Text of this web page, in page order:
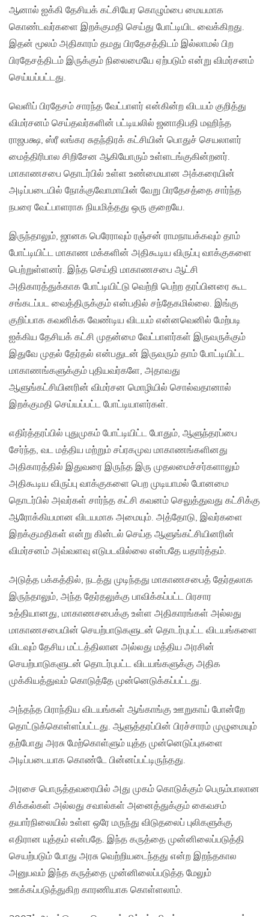
ஆனால் ஐக்கி தேசியக் கட்சியேர கொழும்பை மையமாக
கொண்டவர்களை இறக்குமதி செய்து போட்டியிட வைக்கிறது.
இதன் மூலம் அதிகாரம் தமது பிரதேசத்திடம் இல்லாமல் பிற
பிரதேசத்திடம் இருக்கும் நிலைமையே ஏற்படும் என்று விமர்சனம்
செய்யப்பட்டது.
வெளிப் பிரதேசம் சாரந்த வேட்பாளர் என்கின்ற விடயம் குறித்து
விமர்சனம் செய்தவர்களின் பட்டியலில் ஜனாதிபதி மஹிந்த
ராஜபக்ஷ‚ ஸ்ரீ லங்கர சுதந்திரக் கட்சியின் பொதுச் செயலாளர்
மைத்திரிபால சிறிசேன ஆகியோரும் உள்ளடங்குகின்றனர்.
மாகாணசபை தொடர்பில் உள்ள உண்மையான அக்கரையின்
அடிப்படையில் நோக்குவோமாயின் வேறு பிரதேசத்தை சார்ந்த
நபரை வேட்பாளராக நியமித்தது ஒரு குறையே.
இருந்தாலும்‚ ஜானக பெரேராவும் ரஞ்சன் ராமநாயக்கவும் தாம்
போட்டியிட்ட மாகாண மக்களின் அதிகூடிய விருப்பு வாக்குகளை
பெற்றுள்ளனர். இந்த செய்தி மாகாணசபை ஆட்சி
அதிகாரத்துக்காக போட்டியிட்டு வெற்றி பெற்ற தரப்பினரை கூட
சங்கடப்பட வைத்திருக்கும் என்பதில் சந்தேகமில்லை. இங்கு
குறிப்பாக கவனிக்க வேண்டிய விடயம் என்னவெனில் மேற்படி
ஐக்கிய தேசியக் கட்சி முதன்மை வேட்பாளர்கள் இருவருக்கும்
இதுவே முதல் தேர்தல் என்பதுடன் இருவரும் தாம் போட்டியிட்ட
மாகாணங்களுக்கும் புதியவர்களே‚ அதாவது
ஆளுங்கட்சியினரின் விமர்சன மொழியில் சொல்வதானால்
இறக்குமதி செய்யப்பட்ட போட்டியாளர்கள்.
எதிர்த்தரப்பில் புதுமுகம் போட்டியிட்ட போதும்‚ ஆளுந்தரப்பை
சேர்ந்த‚ வட மத்திய மற்றும் சப்ரகமுவ மாகாணங்களினது
அதிகாரத்தில் இதுவரை இருந்த இரு முதலமைச்சர்களாலும்
அதிகூடிய விருப்பு வாக்குகளை பெற முடியாமல் போனமை
தொடர்பில் அவர்கள் சார்ந்த கட்சி கவனம் செலுத்துவது கட்சிக்கு
ஆரோக்கியமான விடயமாக அமையும். அத்தோடு‚ இவர்களை
இறக்குமதிகள் என்று கின்டல் செய்த ஆளுங்கட்சியினரின்
விமர்சனம் அவ்வளவு எடுபடவில்லை என்பதே யதார்த்தம்.
அடுத்த பக்கத்தில்‚ நடத்து முடிந்தது மாகாணசபைத் தேர்தலாக
இருந்தாலும்‚ அந்த தேர்தலுக்கு பாவிக்கப்பட்ட பிரசார
உத்தியானது‚ மாகாணசபைக்கு உள்ள அதிகாரங்கள் அல்லது
மாகாணசபையின் செயற்பாடுகளுடன் தொடர்புபட்ட விடயங்களை
விடவும் தேசிய மட்டத்திலான அல்லது மத்திய அரசின்
செயற்பாடுகளுடன் தொடர்புபட்ட விடயங்களுக்கு அதிக
முக்கியத்துவம் கொடுத்தே முன்னெடுக்கப்பட்டது.
அந்தந்த பிராந்திய விடயங்கள் ஆங்காங்கு ஊறுகாய் போன்றே
தொட்டுக்கொள்ளப்பட்டது. ஆளுத்தரப்பின் பிரச்சாரம் முழுமையும்
தற்போது அரசு மேற்கொள்ளும் யுத்த முன்னெடுப்புகளை
அடிப்படையாக கொண்டே பின்னப்பட்டிருந்தது.
அரசை பொருத்தவரையில் அது முகம் கொடுக்கும் பெரும்பாலான
சிக்கல்கள் அல்லது சவால்கள் அனைத்துக்கும் கைவசம்
தயார்நிலையில் உள்ள ஒரே மருந்து விடுதலைப் புலிகளுக்கு
எதிரான யுத்தம் என்பதே. இந்த கருத்தை முன்னிலைப்படுத்தி
செயற்படும் போது அரசு வெற்றியடைந்தது என்ற இறந்தகால
அனுபவம் இந்த கருத்தை முன்னிலைப்படுத்த மேலும்
ஊக்கப்படுத்துகிற காரணியாக கொள்ளலாம்.